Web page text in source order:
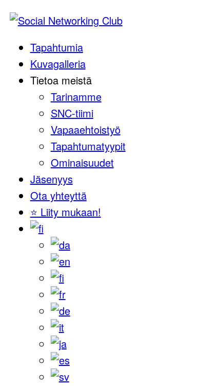
Tapahtumia
Kuvagalleria
Tietoa meistä
Tarinamme
SNC-tiimi
Vapaaehtoistyö
Tapahtumatyypit
Ominaisuudet
Jäsenyys
Ota yhteyttä
⭐️ Liity mukaan!